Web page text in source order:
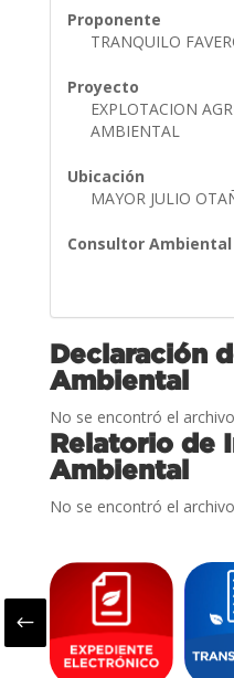
Proponente
TRANQUILO
Proyecto
EXPLOTACION
AMBIENTAL
Ubicación
MAYOR JULIO
Consultor Ambiental
Declaración
Ambiental
No se encontró el
Relatorio de
Ambiental
No se encontró el
#